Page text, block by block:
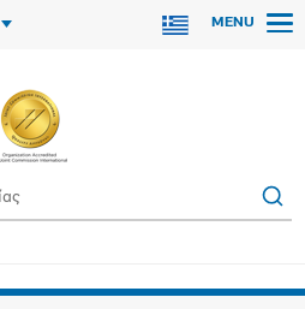
MENU